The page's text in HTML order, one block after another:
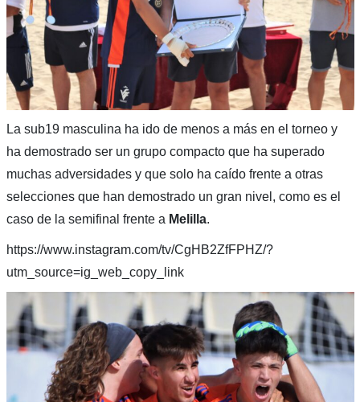
La sub19 masculina ha ido de menos a más en el torneo y
ha demostrado ser un grupo compacto que ha superado
muchas adversidades y que solo ha caído frente a otras
selecciones que han demostrado un gran nivel, como es el
caso de la semifinal frente a Melilla.
https://www.instagram.com/tv/CgHB2ZfFPHZ/?
utm_source=ig_web_copy_link